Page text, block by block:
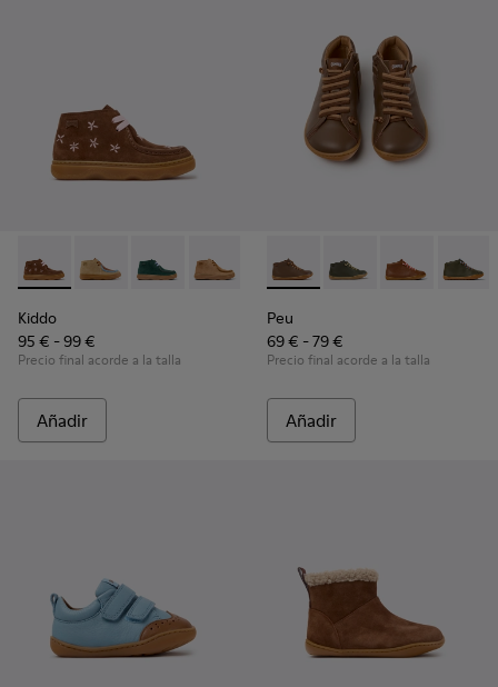
Kiddo - K900398-005 - Botines de ante y piel marrones
Kiddo - K900398-004 - Botines de ante y piel
Kiddo - K900398-002
Kiddo - K900398-001
Kiddo
95 € - 99 €
Precio final acorde a la talla
Añadir
Peu - 90019-131 - Botines
Peu - 90019-130 -
Peu - 90019-
Peu -
Peu
69 € - 79 €
Precio final acorde a la talla
Añadir